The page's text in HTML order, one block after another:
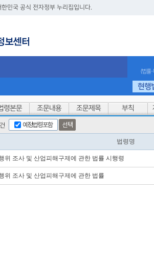
한민국 공식 전자정부 누리집입니다.
(법률
현행
령본문 조문내용 조문제목 부칙
건 예정법령포함 선택
법령명
위 조사 및 산업피해구제에 관한 법률 시행령
위 조사 및 산업피해구제에 관한 법률